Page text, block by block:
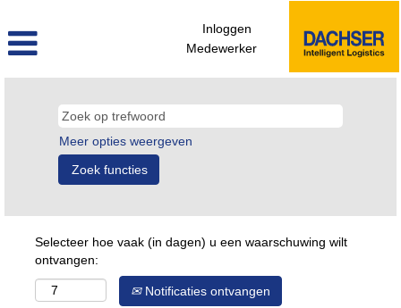
Inloggen
Medewerker
Meer opties weergeven
Selecteer hoe vaak (in dagen) u een waarschuwing wilt
ontvangen:
Notificaties ontvangen